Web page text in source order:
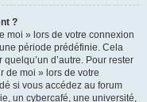
?
moi » lors de votre connexion
période prédéfinie. Cela
d’autre. Pour rester
de moi » lors de votre
si vous accédez au forum
un cybercafé, une université,